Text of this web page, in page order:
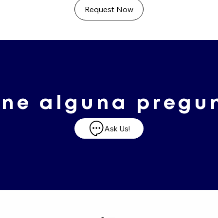
Request Now
alguna
Ask Us!